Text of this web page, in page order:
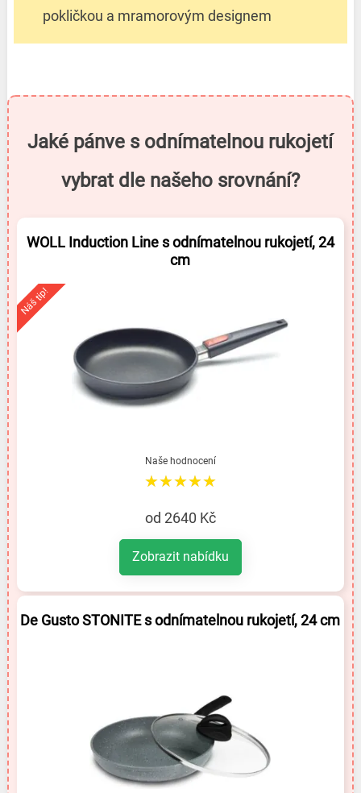
pokličkou a mramorovým designem
Jaké pánve s odnímatelnou rukojetí
vybrat dle našeho srovnání?
WOLL Induction Line s odnímatelnou rukojetí, 24
cm
Náš tip!
Naše hodnocení
★★★★★
od 2640 Kč
Zobrazit nabídku
De Gusto STONITE s odnímatelnou rukojetí, 24 cm